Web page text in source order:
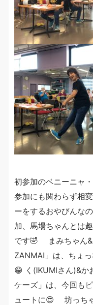
初参加のベニーニャ
参加にも関わらず相
ーをするおやびんな
加、馬場ちゃんとは
です🤣 まみちゃん&
ZANMAI」は、ちょ
😁 く(IKUMIさん)&か
ケーズ」は、今回も
ュートに😍 坊っち